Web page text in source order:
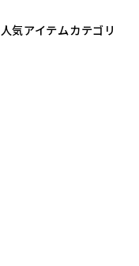
人気アイテムカテゴリ